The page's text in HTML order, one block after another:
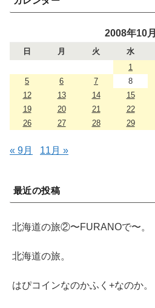
2008年10月
日 月 火 水
1
5
6 7 8
12
13 14 15
19
20 21 22
26
27 28 29
« 9月 11月 »
最近の投稿
北海道の旅②〜FURANOで〜。
北海道の旅。
はぴコインなのかふく+なのか。